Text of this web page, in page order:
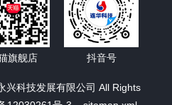
兴科技发展有限公司 All Rights
旗舰店 抖音号